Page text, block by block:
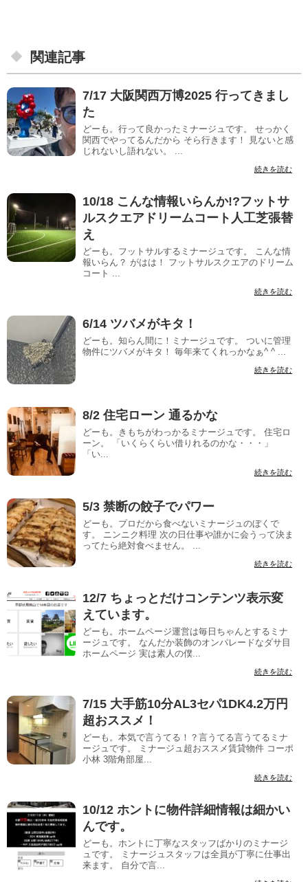
関連記事
7/17 大阪関西万博2025 行ってきまし
た
どーも。行って良かったミナージュです。 せっかく
関西でやってるんだから そら行きます！ 見ないと感
じれないし語れない。 ...
続きを読む
10/18 こんな情報いらんか!?フットサ
ルスクエアドリームコート人工芝張替
え
どーも。フットサルするミナージュです。 こんな情
報いらん？ がはは！ フットサルスクエアのドリーム
コート ...
続きを読む
6/14 ツバメがキタ！
どーも。知らん間に！ミナージュです。 ついに管理
物件にツバメがキタ！ 毎年来てくれっかなぁ^ ^ ...
続きを読む
8/2 住宅ローン 通るかな
どーも。きもちがわっかるミナージュです。 住宅ロ
ーン。 「いくらくらい借りれるのかな・・・」
「い...
続きを読む
5/3 禁断の餃子でパワー
どーも。プロだから食べないミナージュのぼくで
す。 ニンニク料理 次の日仕事や誰かに会うって決ま
ってたら絶対食べません。 ...
続きを読む
12/7 ちょっとだけコンテンツ表示変
えています。
どーも。ホームページ運営は毎日ちゃんとするミナ
ージュです。 なんだか装飾のオンパレードなダサ目
ホームページ 実は素人の僕...
続きを読む
7/15 大手筋10分AL3セパ1DK4.2万円
超おススメ！
どーも。本気で言うてる！？言うてる言うてるミナ
ージュです。 ミナージュ超おススメ賃貸物件 コーポ
小林 3階角部屋...
続きを読む
10/12 ホントに物件詳細情報は細かい
んです。
どーも。ホントに丁寧なスタッフばかりのミナージ
ュです。 ミナージュスタッフは全員が丁寧に仕事出
来ます。 自分で言...